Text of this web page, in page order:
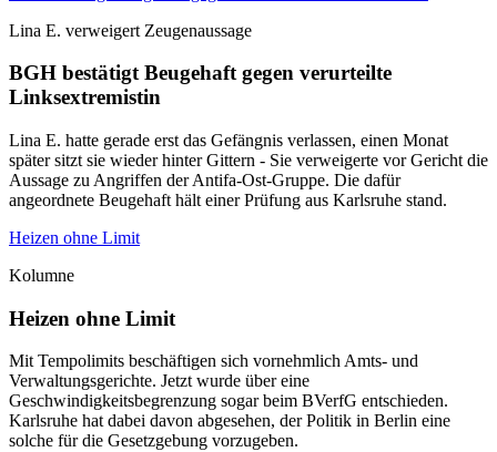
Lina E. verweigert Zeugenaussage
BGH bestätigt Beugehaft gegen verurteilte
Linksextremistin
Lina E. hatte gerade erst das Gefängnis verlassen, einen Monat
später sitzt sie wieder hinter Gittern - Sie verweigerte vor Gericht die
Aussage zu Angriffen der Antifa-Ost-Gruppe. Die dafür
angeordnete Beugehaft hält einer Prüfung aus Karlsruhe stand.
Heizen ohne Limit
Kolumne
Heizen ohne Limit
Mit Tempolimits beschäftigen sich vornehmlich Amts- und
Verwaltungsgerichte. Jetzt wurde über eine
Geschwindigkeitsbegrenzung sogar beim BVerfG entschieden.
Karlsruhe hat dabei davon abgesehen, der Politik in Berlin eine
solche für die Gesetzgebung vorzugeben.